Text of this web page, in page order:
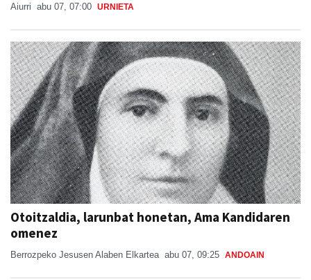
Aiurri abu 07, 07:00 URNIETA
Otoitzaldia, larunbat honetan, Ama Kandidaren
omenez
Berrozpeko Jesusen Alaben Elkartea abu 07, 09:25 ANDOAIN